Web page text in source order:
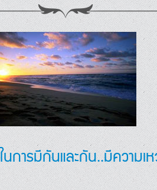
การมีกันและกัน..มีความเ